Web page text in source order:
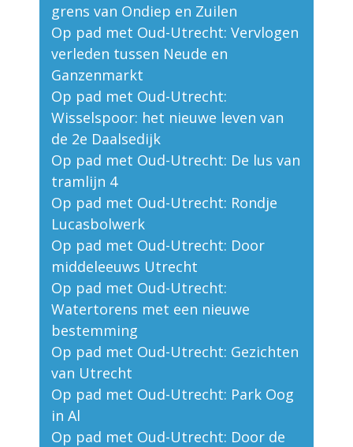
grens van Ondiep en Zuilen
Op pad met Oud-Utrecht: Vervlogen
verleden tussen Neude en
Ganzenmarkt
Op pad met Oud-Utrecht:
Wisselspoor: het nieuwe leven van
de 2e Daalsedijk
Op pad met Oud-Utrecht: De lus van
tramlijn 4
Op pad met Oud-Utrecht: Rondje
Lucasbolwerk
Op pad met Oud-Utrecht: Door
middeleeuws Utrecht
Op pad met Oud-Utrecht:
Watertorens met een nieuwe
bestemming
Op pad met Oud-Utrecht: Gezichten
van Utrecht
Op pad met Oud-Utrecht: Park Oog
in Al
Op pad met Oud-Utrecht: Door de